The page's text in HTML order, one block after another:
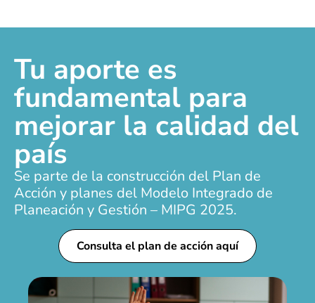
Tu aporte es
fundamental para
mejorar la calidad del
país
Se parte de la construcción del Plan de
Acción y planes del Modelo Integrado de
Planeación y Gestión – MIPG 2025.
Consulta el plan de acción aquí